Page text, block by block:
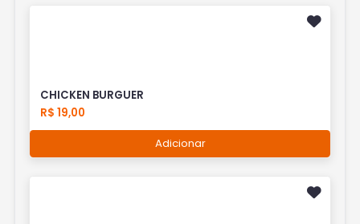
CHICKEN BURGUER
R$ 19,00
Adicionar